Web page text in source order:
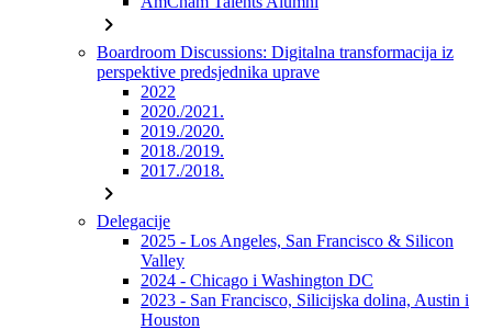
chevron_right
Boardroom Discussions: Digitalna transformacija iz
perspektive predsjednika uprave
2022
2020./2021.
2019./2020.
2018./2019.
2017./2018.
chevron_right
Delegacije
2025 - Los Angeles, San Francisco & Silicon
Valley
2024 - Chicago i Washington DC
2023 - San Francisco, Silicijska dolina, Austin i
Houston